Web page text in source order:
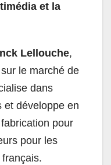
et la
Lellouche,
sur le marché de
dans
et développe en
pour
pour les